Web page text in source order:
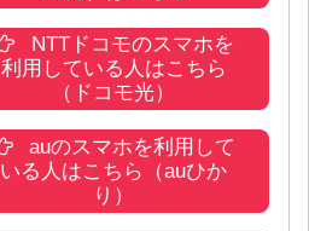
NTTドコモのスマホを
利用している人はこちら
（ドコモ光）
auのスマホを利用して
いる人はこちら（auひか
り）